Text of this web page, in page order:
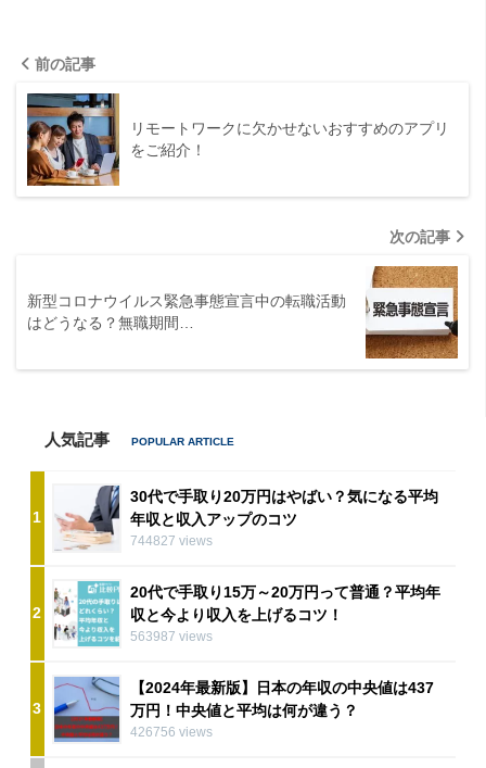
前の記事
リモートワークに欠かせないおすすめのアプリ
をご紹介！
次の記事
新型コロナウイルス緊急事態宣言中の転職活動
はどうなる？無職期間…
人気記事
1
30代で手取り20万円はやばい？気になる平均
年収と収入アップのコツ
744827 views
2
20代で手取り15万～20万円って普通？平均年
収と今より収入を上げるコツ！
563987 views
3
【2024年最新版】日本の年収の中央値は437
万円！中央値と平均は何が違う？
426756 views